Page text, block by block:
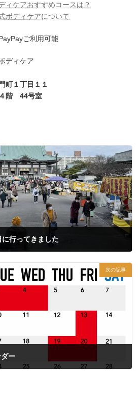
ィケアおすすめコースは？
ボディケアについて
ご利用可能
ディケア
町１丁目１１
階 44号室
行ってきました
次の記事
ー